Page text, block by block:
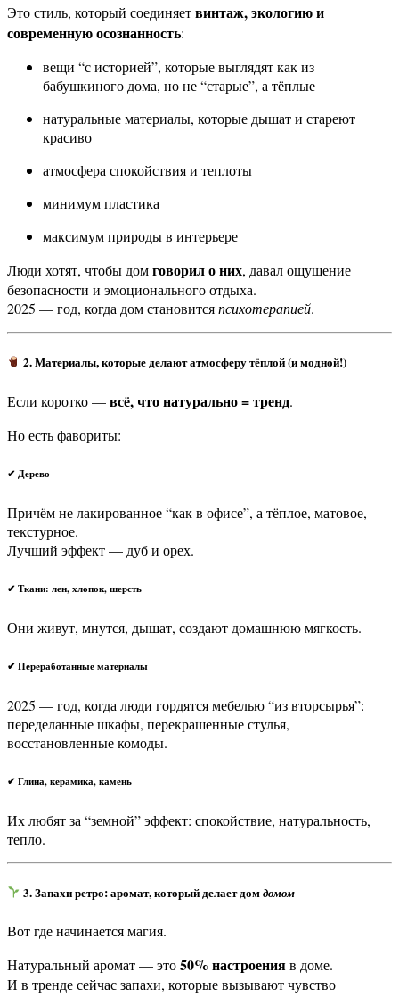
Это стиль, который соединяетвинтаж, экологию и
современную осознанность:
вещи “с историей”, которые выглядят как из
бабушкиного дома, но не “старые”, а тёплые
натуральные материалы, которые дышат и стареют
красиво
атмосфера спокойствия и теплоты
минимум пластика
максимум природы в интерьере
Люди хотят, чтобы домговорил о них, давал ощущение
безопасности и эмоционального отдыха.
2025 — год, когда дом становитсяпсихотерапией.
2. Материалы, которые делают атмосферу тёплой (и модной!)
Если коротко —всё, что натурально = тренд.
Но есть фавориты:
✔ Дерево
Причём не лакированное “как в офисе”, а тёплое, матовое,
текстурное.
Лучший эффект — дуб и орех.
✔ Ткани: лен, хлопок, шерсть
Они живут, мнутся, дышат, создают домашнюю мягкость.
✔ Переработанные материалы
2025 — год, когда люди гордятся мебелью “из вторсырья”:
переделанные шкафы, перекрашенные стулья,
восстановленные комоды.
✔ Глина, керамика, камень
Их любят за “земной” эффект: спокойствие, натуральность,
тепло.
3. Запахи ретро: аромат, который делает домдомом
Вот где начинается магия.
Натуральный аромат — это50% настроенияв доме.
И в тренде сейчас запахи, которые вызывают чувство